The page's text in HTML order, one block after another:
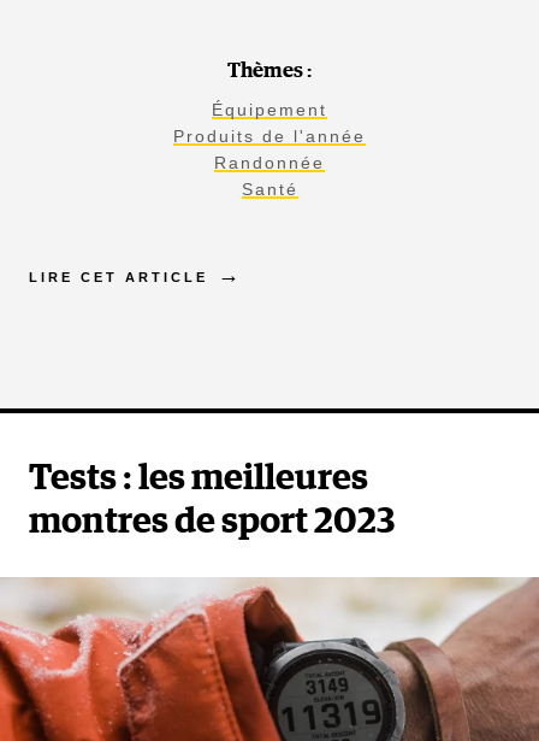
Thèmes :
Équipement
Produits de l'année
Randonnée
Santé
LIRE CET ARTICLE
Tests : les meilleures
montres de sport 2023